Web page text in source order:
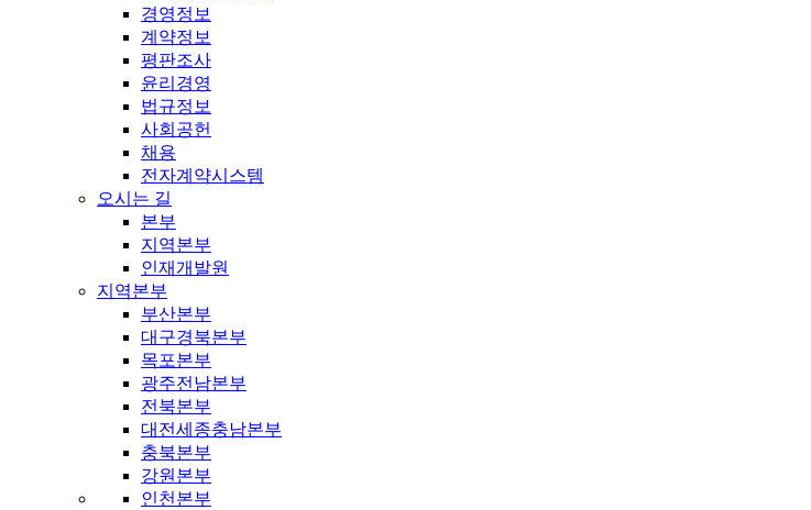
경영정보
계약정보
평판조사
윤리경영
법규정보
사회공헌
채용
전자계약시스템
오시는 길
본부
지역본부
인재개발원
지역본부
부산본부
대구경북본부
목포본부
광주전남본부
전북본부
대전세종충남본부
충북본부
강원본부
인천본부